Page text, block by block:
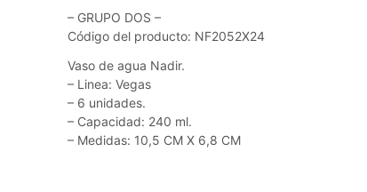
– GRUPO DOS –
Código del producto: NF2052X24
Vaso de agua Nadir.
– Linea: Vegas
– 6 unidades.
– Capacidad: 240 ml.
– Medidas: 10,5 CM X 6,8 CM